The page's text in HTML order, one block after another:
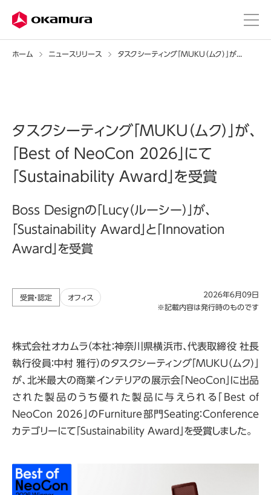
ホーム ニュースリリース
タスクシーティング「MUKU（ムク）」が、
「Best of NeoCon 2026」にて
「Sustainability Award」を受賞
Boss Designの「Lucy（ルーシー）」が、
「Sustainability Award」と「Innovation
Award」を受賞
受賞・認定 オフィス
2026年6月09日
※記載内容は発行時のものです
株式会社オカムラ（本社：神奈川県横浜市、代表取締役 社長
執行役員：中村 雅行）のタスクシーティング「MUKU（ムク）」
が、北米最大の商業インテリアの展示会「
NeoCon 」に出品
された製品のうち優れた製品に与えられる「
Best of
NeoCon 2026 」の Furniture部門Seating：Conference
カテゴリーにて「 Sustainability Award 」を受賞しました。